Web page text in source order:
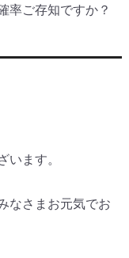
率ご存知ですか？
います。
なさまお元気でお